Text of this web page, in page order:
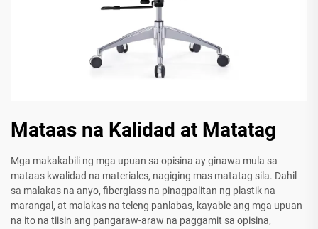
Mataas na Kalidad at Matatag
Mga makakabili ng mga upuan sa opisina ay ginawa mula sa
mataas kwalidad na materiales, nagiging mas matatag sila. Dahil
sa malakas na anyo, fiberglass na pinagpalitan ng plastik na
marangal, at malakas na teleng panlabas, kayable ang mga upuan
na ito na tiisin ang pangaraw-araw na paggamit sa opisina,